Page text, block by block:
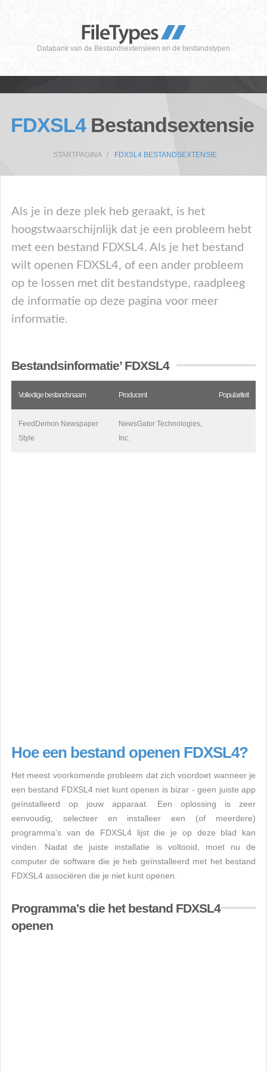
Databank van de Bestandsextensieen en de bestandstypen
FDXSL4Bestandsextensie
STARTPAGINA FDXSL4 BESTANDSEXTENSIE
Als je in deze plek heb geraakt, is het
hoogstwaarschijnlijk dat je een probleem hebt
met een bestand FDXSL4. Als je het bestand
wilt openen FDXSL4, of een ander probleem
op te lossen met dit bestandstype, raadpleeg
de informatie op deze pagina voor meer
informatie.
Bestandsinformatie’ FDXSL4
Volledige bestandsnaam Producent Populariteit
FeedDemon Newspaper
Style
NewsGator Technologies,
Inc.
Hoe een bestand openen FDXSL4?
Het meest voorkomende probleem dat zich voordoet wanneer je
een bestand FDXSL4 niet kunt openen is bizar - geen juiste app
geïnstalleerd op jouw apparaat. Een oplossing is zeer
eenvoudig, selecteer en installeer een (of meerdere)
programma's van de FDXSL4 lijst die je op deze blad kan
vinden. Nadat de juiste installatie is voltooid, moet nu de
computer de software die je heb geïnstalleerd met het bestand
FDXSL4 associëren die je niet kunt openen.
Programma's die het bestand FDXSL4
openen